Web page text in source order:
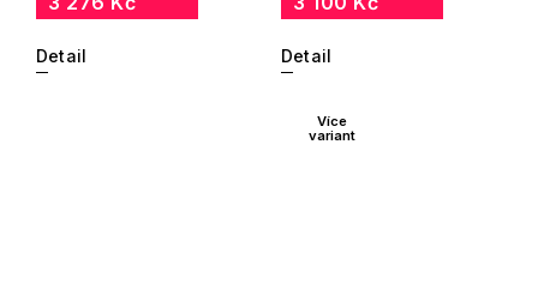
Detail Detail
Více
variant